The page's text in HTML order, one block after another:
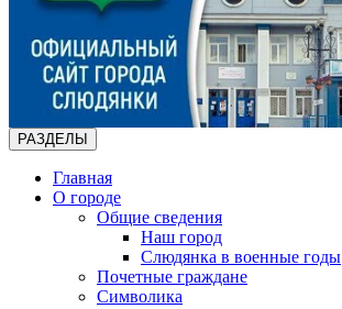
РАЗДЕЛЫ
Главная
О городе
Общие сведения
Наш город
Слюдянка в военные годы
Почетные граждане
Символика